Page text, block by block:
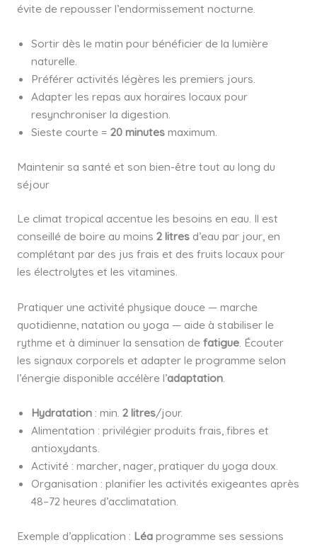
évite de repousser l’endormissement nocturne.
Sortir dès le matin pour bénéficier de la lumière
naturelle.
Préférer activités légères les premiers jours.
Adapter les repas aux horaires locaux pour
resynchroniser la digestion.
Sieste courte = 20 minutesmaximum.
Maintenir sa santé et son bien-être tout au long du
séjour
Le climat tropical accentue les besoins en eau. Il est
conseillé de boire au moins 2 litresd’eau par jour, en
complétant par des jus frais et des fruits locaux pour
les électrolytes et les vitamines.
Pratiquer une activité physique douce — marche
quotidienne, natation ou yoga — aide à stabiliser le
rythme et à diminuer la sensation de fatigue. Écouter
les signaux corporels et adapter le programme selon
l’énergie disponible accélère l’adaptation.
Hydratation: min. 2 litres/jour.
Alimentation : privilégier produits frais, fibres et
antioxydants.
Activité : marcher, nager, pratiquer du yoga doux.
Organisation : planifier les activités exigeantes après
48–72 heures d’acclimatation.
Exemple d’application : Léaprogramme ses sessions